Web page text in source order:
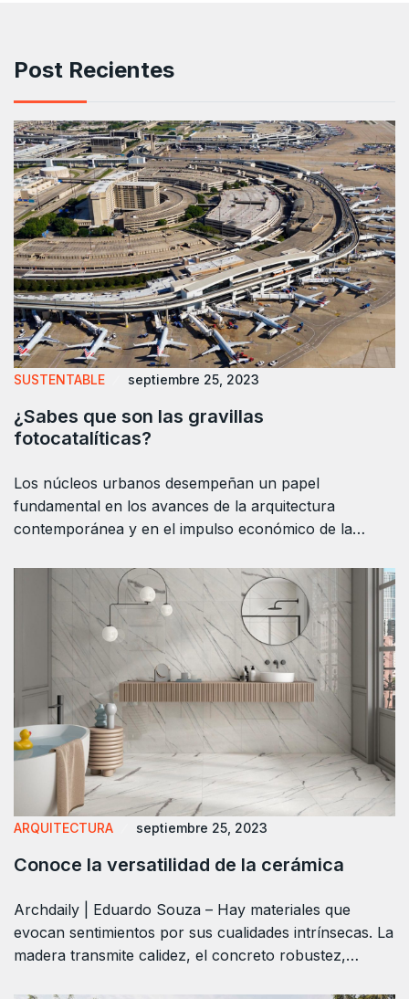
Post Recientes
SUSTENTABLE septiembre 25, 2023
¿Sabes que son las gravillas
fotocatalíticas?
Los núcleos urbanos desempeñan un papel
fundamental en los avances de la arquitectura
contemporánea y en el impulso económico de la…
ARQUITECTURA septiembre 25, 2023
Conoce la versatilidad de la cerámica
Archdaily | Eduardo Souza – Hay materiales que
evocan sentimientos por sus cualidades intrínsecas. La
madera transmite calidez, el concreto robustez,…